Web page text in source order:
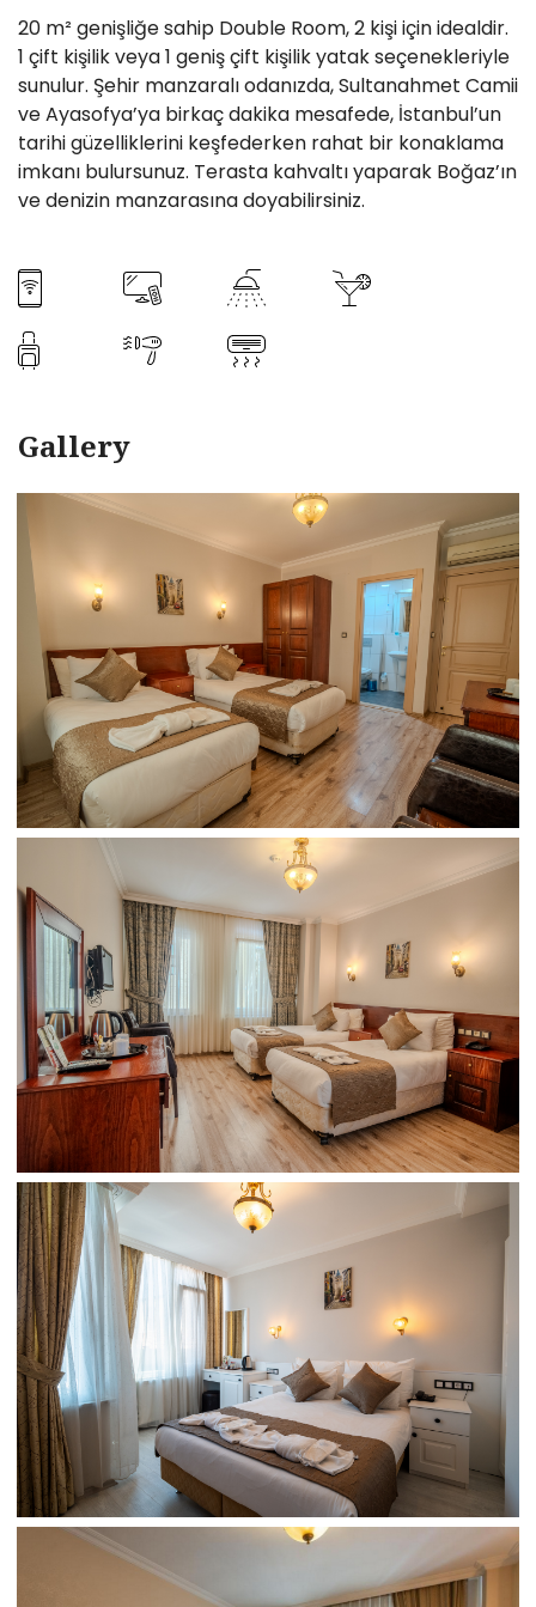
20 m² genişliğe sahip Double Room, 2 kişi için idealdir.
1 çift kişilik veya 1 geniş çift kişilik yatak seçenekleriyle
sunulur. Şehir manzaralı odanızda, Sultanahmet Camii
ve Ayasofya’ya birkaç dakika mesafede, İstanbul’un
tarihi güzelliklerini keşfederken rahat bir konaklama
imkanı bulursunuz. Terasta kahvaltı yaparak Boğaz’ın
ve denizin manzarasına doyabilirsiniz.
Gallery